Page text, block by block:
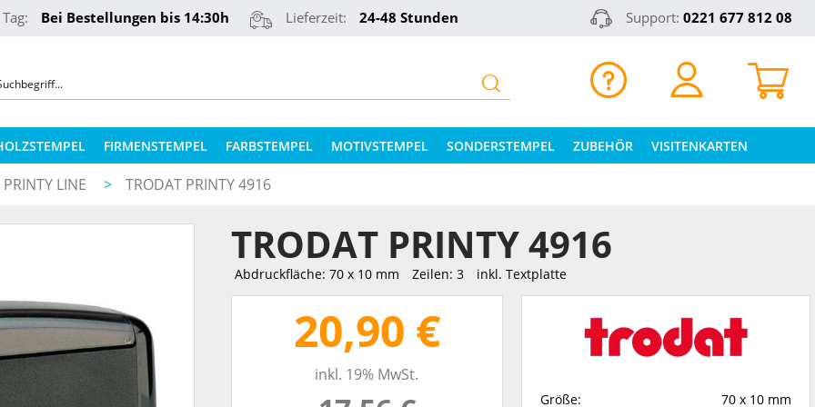
Bei Bestellungen bis 14:30h Lieferzeit: 24-48 Stunden Support: 0221 677 812 08
FIRMENSTEMPEL FARBSTEMPEL MOTIVSTEMPEL SONDERSTEMPEL
TEXTILSTEMPEL
QR-CODE STEMPEL
ZUBEHÖR
COLOP STEMPELKISSEN
ERSATZPLATTEN NACH TYPEN
ERSATZPLATTEN NACH GRÖSSE
STEMPELFARBEN
STEMPELKISSEN FÜR HOLZSTEMPEL
VISITENKARTEN
LINE > TRODAT PRINTY 4916
TRODAT PRINTY 4916
Abdruckfläche: 70 x 10 mm Zeilen: 3 inkl. Textplatte
20,90 €
inkl. 19% MwSt.
Größe:
70 x 10 mm